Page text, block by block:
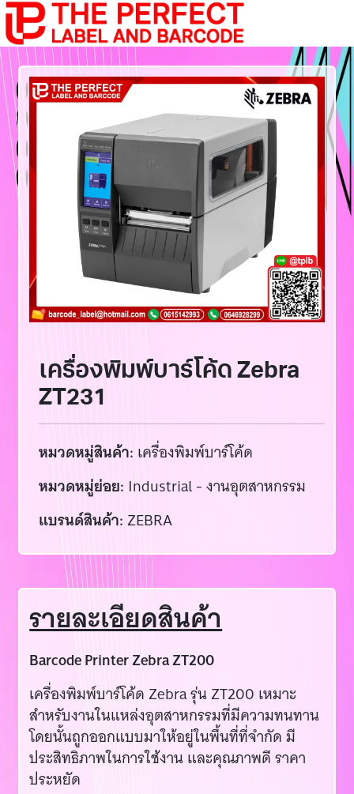
เครื่องพิมพ์บาร์โค้ด Zebra
ZT231
หมวดหมู่สินค้า: เครื่องพิมพ์บาร์โค้ด
หมวดหมู่ย่อย: Industrial - งานอุตสาหกรรม
แบรนด์สินค้า:ZEBRA
รายละเอียดสินค้า
Barcode Printer Zebra ZT200
เครื่องพิมพ์บาร์โค้ด Zebra รุ่น ZT200 เหมาะ
สำหรับงานในแหล่งอุตสาหกรรมที่มีความทนทาน
โดยนั้นถูกออกแบบมาให้อยู่ในพื้นที่ที่จำกัด มี
ประสิทธิภาพในการใช้งาน และคุณภาพดี ราคา
ประหยัด